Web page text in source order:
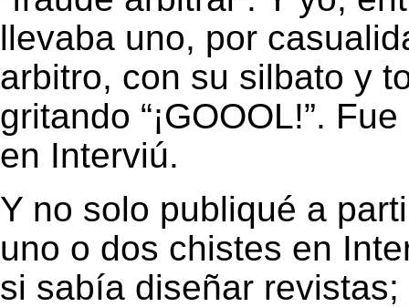
llevaba uno, por
arbitro, con su silbato y
gritando “¡GOOOL!”.
en Interviú.
Y no solo publiqué a
uno o dos chistes en
si sabía diseñar